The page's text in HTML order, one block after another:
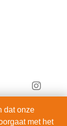
van
dat onze
met het